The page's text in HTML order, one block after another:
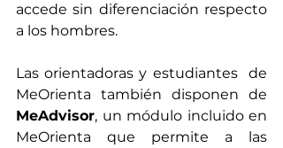
accede sin diferenciación respecto
a los hombres.
Las orientadoras y estudiantes  de
MeAdvisor, un módulo incluido en
MeOrienta que permite a las